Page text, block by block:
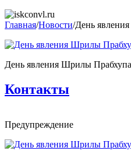
Главная/Новости/День
День явления Шрилы
Контакты
Предупреждение